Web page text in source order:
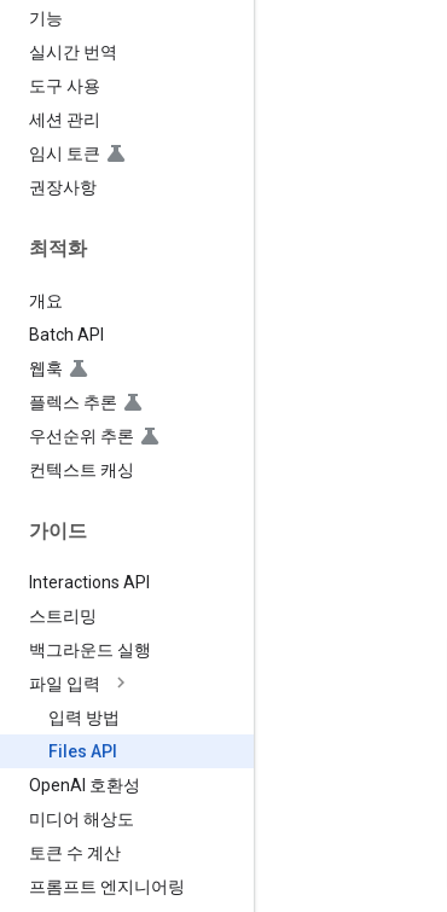
기능
실시간 번역
도구 사용
세션 관리
임시 토큰
권장사항
최적화
개요
Batch API
웹훅
플렉스 추론
우선순위 추론
컨텍스트 캐싱
가이드
Interactions API
스트리밍
백그라운드 실행
파일 입력
입력 방법
Files API
OpenAI 호환성
미디어 해상도
토큰 수 계산
프롬프트 엔지니어링